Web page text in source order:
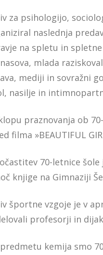
za psihologijo,
naslednja
na spletu in
mlada
mediji in sovražni
nasilje in
praznovanja ob
filma »BEAUTIFUL
70-letnice
knjige na Gimnaziji
športne vzgoje je v
profesorji in
kemija smo